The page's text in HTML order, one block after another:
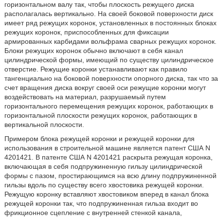
горизонтальном валу так, чтобы плоскость режущего диска
располагалась вертикально. На своей боковой поверхности диск
имеет ряд режущих коронок, установленных в постоянных блоках
режущих коронок, приспособленных для фиксации
армированных карбидами вольфрама сварных режущих коронок.
Блоки режущих коронок обычно включают в себя канал
цилиндрической формы, имеющий по существу цилиндрическое
отверстие. Режущие коронки устанавливают как правило
тангенциально на боковой поверхности опорного диска, так что за
счет вращения диска вокруг своей оси режущие коронки могут
воздействовать на материал, разрушаемый путем
горизонтального перемещения режущих коронок, работающих в
горизонтальной плоскости режущих коронок, работающих в
вертикальной плоскости.
Примером блока режущей коронки и режущей коронки для
использования в строительной машине является патент США N
4201421. В патенте США N 4201421 раскрыта режущая коронка,
включающая в себя подпружиненную гильзу цилиндрической
формы с пазом, простирающимся на всю длину подпружиненной
гильзы вдоль по существу всего хвостовика режущей коронки.
Режущую коронку вставляют хвостовиком вперед в канал блока
режущей коронки так, что подпружиненная гильза входит во
фрикционное сцепление с внутренней стенкой канала,